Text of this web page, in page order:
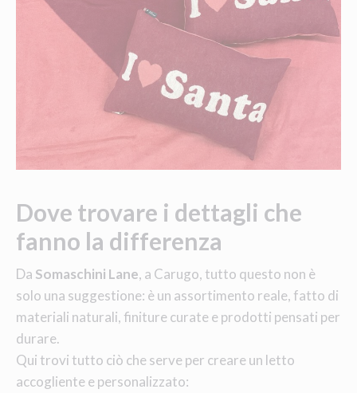
Dove trovare i dettagli che
fanno la differenza
Da Somaschini Lane, a Carugo, tutto questo non è
solo una suggestione: è un assortimento reale, fatto di
materiali naturali, finiture curate e prodotti pensati per
durare.
Qui trovi tutto ciò che serve per creare un letto
accogliente e personalizzato: